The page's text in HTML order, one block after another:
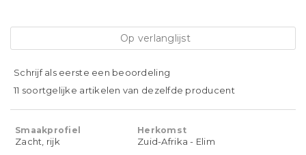
Op verlanglijst
Schrijf als eerste een beoordeling
11 soortgelijke artikelen van dezelfde producent
Smaakprofiel
Zacht, rijk
Herkomst
Zuid-Afrika - Elim